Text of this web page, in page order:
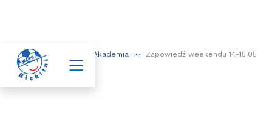
>> Aktualności Akademia >> Zapowiedź weekendu 14-15.05